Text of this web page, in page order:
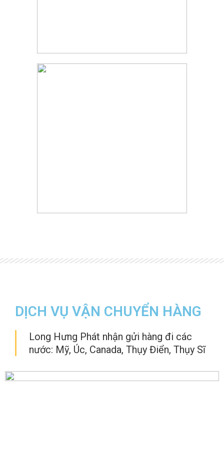
DỊCH VỤ VẬN CHUYỂN HÀNG
Long Hưng Phát nhận gửi hàng đi các
nước: Mỹ, Úc, Canada, Thụy Điển, Thụy Sĩ